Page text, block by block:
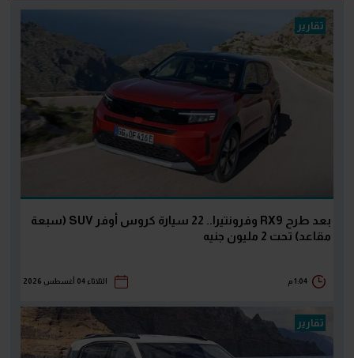
تقارير
بعد طرح RX9 وفرونتيرا.. 22 سيارة كروس أوفر SUV (سبعة
مقاعد) تحت 2 مليون جنيه
1:04 م الثلاثاء 04 أغسطس 2026
تقارير